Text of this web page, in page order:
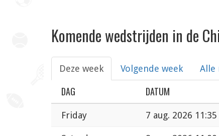
Komende wedstrijden in de
Deze week Volgende week Alle
DAG DATUM
Friday 7 aug. 2026 11:35